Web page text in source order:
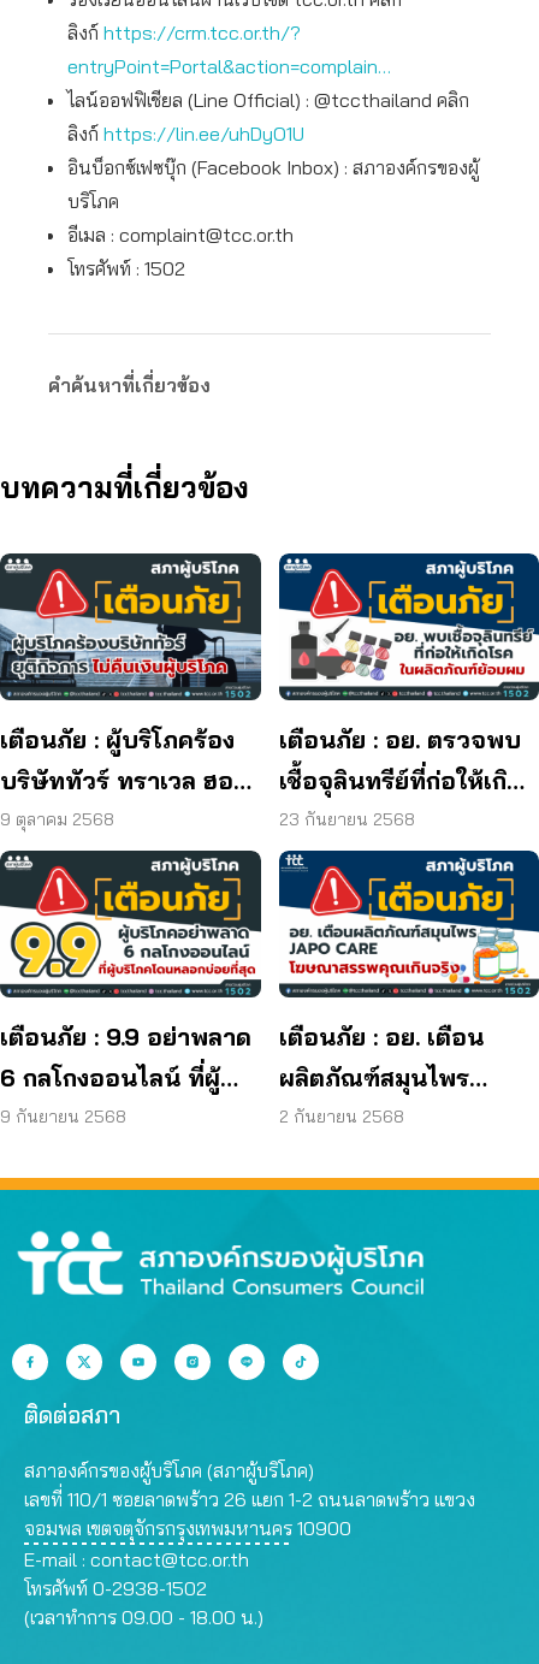
ลิงก์ https://crm.tcc.or.th/?
entryPoint=Portal&action=complain…
ไลน์ออฟฟิเชียล (Line Official) : @tccthailand คลิก
ลิงก์ https://lin.ee/uhDyO1U
อินบ็อกซ์เฟซบุ๊ก (Facebook Inbox) : สภาองค์กรของผู้
บริโภค
อีเมล : complaint@tcc.or.th
โทรศัพท์ : 1502
คำค้นหาที่เกี่ยวข้อง
บทความที่เกี่ยวข้อง
เตือนภัย : ผู้บริโภคร้อง
บริษัททัวร์ ทราเวล ฮอลิ
เดย์ ยุติกิจการ ไม่คืนเงิน
ผู้บริโภค
9 ตุลาคม 2568
เตือนภัย : อย. ตรวจพบ
เชื้อจุลินทรีย์ที่ก่อให้เกิด
โรค และพบแบคทีเรีย
ยีสต์ และรา เกิน
มาตรฐานกำหนด ใน
ผลิตภัณฑ์ย้อมผม
23 กันยายน 2568
เตือนภัย : 9.9 อย่าพลาด
6 กลโกงออนไลน์ ที่ผู้
บริโภคโดนหลอกบ่อย
9 กันยายน 2568
เตือนภัย : อย. เตือน
ผลิตภัณฑ์สมุนไพร
JAPO CARE โฆษณา
2 กันยายน 2568
ติดต่อสภา
สภาองค์กรของผู้บริโภค (สภาผู้บริโภค)
เลขที่ 110/1 ซอยลาดพร้าว 26 แยก 1-2 ถนนลาดพร้าว แขวง
จอมพล เขตจตุจักรกรุงเทพมหานคร 10900
E-mail : contact@tcc.or.th
โทรศัพท์ 0-2938-1502
(เวลาทำการ 09.00 - 18.00 น.)